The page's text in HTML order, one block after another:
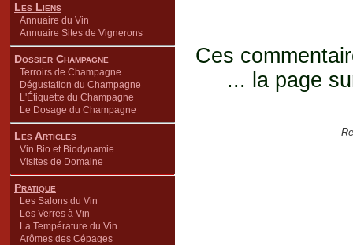
Les Liens
Annuaire du Vin
Annuaire Sites de Vignerons
Dossier Champagne
Terroirs de Champagne
Dégustation du Champagne
L'Étiquette du Champagne
Le Dosage du Champagne
Les Articles
Vin Bio et Biodynamie
Visites de Domaine
Pratique
Les Salons du Vin
Les Verres à Vin
La Température du Vin
Arômes des Cépages
Ces
... la page